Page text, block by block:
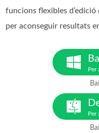
funcions flexibles
per aconseguir resultats
Per
Per